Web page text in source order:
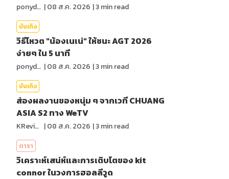
ponydiary |08 ส.ค. 2026 |3min read
บันเทิง
วิธีโหวต "น้องเนเน่" ให้ชนะ AGT 2026
ง่ายๆ ใน 5 นาที
ponydiary |08 ส.ค. 2026 |3min read
บันเทิง
ส่องผลงานของหนุ่ม ๆ จากเวที CHUANG
ASIA S2 ทาง WeTV
KReview |08 ส.ค. 2026 |3min read
ดารา
วิเคราะห์เสน่ห์และการเติบโตของ kit
connor ในวงการฮอลลีวูด